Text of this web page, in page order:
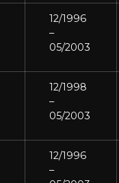
12/1996
–
05/2003
12/1998
–
05/2003
12/1996
–